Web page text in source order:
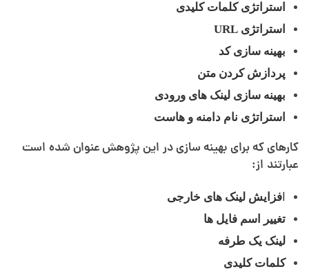
استراتژی کلمات کلیدی
استراتژی URL
بهینه سازی کد
پردازش کردن متن
بهینه سازی لینک های ورودی
استراتژی نام دامنه و هاست
کارهای که برای بهینه سازی در این پژوهش عنوان شده است
عبارتند از:
فزایش لینک های خارجی
تغییر اسم فایل ها
لینک یک طرفه
کلمات کلیدی